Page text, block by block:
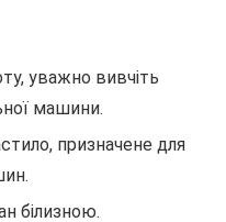
уважно вивчіть
машини.
призначене для
білизною.